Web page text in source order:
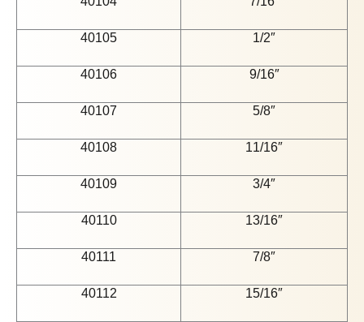
40105 1/2″
40106 9/16″
40107 5/8″
40108 11/16″
40109 3/4″
40110 13/16″
40111 7/8″
40112 15/16″